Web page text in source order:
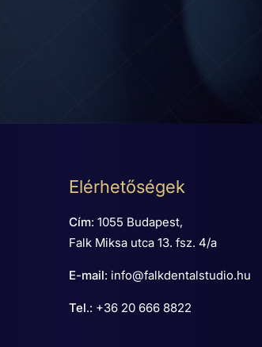
Elérhetőségek
Cím: 1055 Budapest,
Falk Miksa utca 13. fsz. 4/a
E-mail: info@falkdentalstudio.hu
Tel.: +36 20 666 8822